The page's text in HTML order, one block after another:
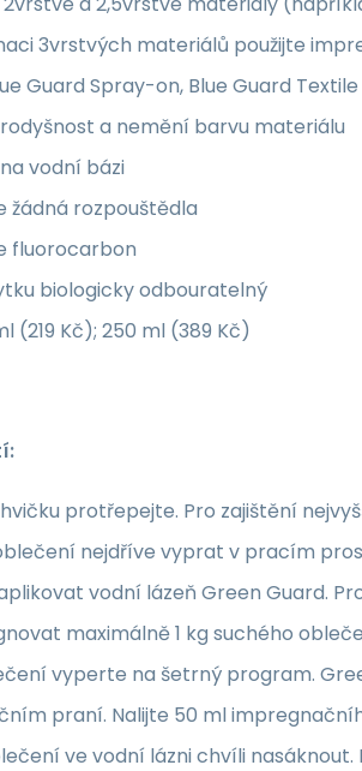
3vrstvých materiálů použijte
Guard Spray-on, Blue Guard Textile
a nemění barvu materiálu
vodní bázi
žádná rozpouštědla
fluorocarbon
biologicky odbouratelný
(219 Kč); 250 ml (389 Kč)
protřepejte. Pro zajištění
nejdříve vyprat v pracím
vodní lázeň Green Guard.
maximálně 1 kg suchého
vyperte na šetrný program.
praní. Nalijte 50 ml
ve vodní lázni chvíli